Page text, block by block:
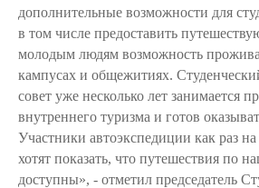
дополнительные возможности для
в том числе предоставить
молодым людям возможность
кампусах и общежитиях.
совет уже несколько лет занимается
внутреннего туризма и готов
Участники автоэкспедиции как раз
хотят показать, что путешествия по
доступны», - отметил председатель